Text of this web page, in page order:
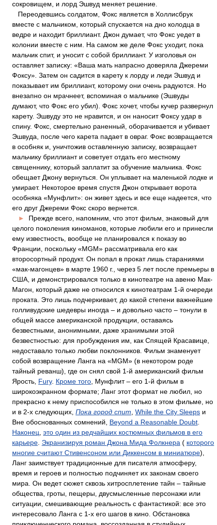
сокровищем, и лорд Эшвуд меняет решение.
Переодевшись солдатом, Фокс является в Холлисбрук
вместе с мальчиком, который спускается на дно колодца в
ведре и находит бриллиант. Джон думает, что Фокс уедет в
колонии вместе с ним. На самом же деле Фокс уходит, пока
мальчик спит, и уносит с собой бриллиант. У изголовья он
оставляет записку: «Ваша мать напрасно доверяла Джереми
Фоксу». Затем он садится в карету к лорду и леди Эшвуд и
показывает им бриллиант, которому они очень радуются. Но
внезапно он мрачнеет, вспоминая о мальчике (Эшвуды
думают, что Фокс его убил). Фокс хочет, чтобы кучер развернул
карету. Эшвуду это не нравится, и он наносит Фоксу удар в
спину. Фокс, смертельно раненный, оборачивается и убивает
Эшвуда, после чего карета падает в овраг. Фокс возвращается
в особняк и, уничтожив оставленную записку, возвращает
мальчику бриллиант и советует отдать его местному
священнику, который заплатит за обучение мальчика. Фокс
обещает Джону вернуться. Он уплывает на маленькой лодке и
умирает. Некоторое время спустя Джон открывает ворота
особняка «Мунфлит»: он живет здесь и все еще надеется, что
его друг Джереми Фокс скоро вернется.
►
Прежде всего, напомним, что этот фильм, знаковый для
целого поколения киноманов, которые любили его и принесли
ему известность, вообще не планировался к показу во
Франции, поскольку «MGM» рассматривала его как
второсортный продукт. Он попал в прокат лишь стараниями
«мак-магонцев» в марте 1960 г., через 5 лет после премьеры в
США, и демонстрировался только в кинотеатре на авеню Мак-
Магон, который даже не относился к кинотеатрам 1-й очереди
проката. Это лишь подчеркивает, до какой степени важнейшие
голливудские шедевры иногда – и довольно часто – тонули в
общей массе американской продукции, оставаясь
безвестными, анонимными, даже хранимыми этой
безвестностью: для пробуждения им, как Спящей Красавице,
недоставало только любви поклонников. Фильм знаменует
собой возвращение Ланга на «MGM» (в некотором роде
тайный реванш), где он снял свой 1-й американский фильм
Ярость, Fury. Кроме того , Мунфлит – его 1-й фильм в
широкоэкранном формате; Ланг этот формат не любил, но
прекрасно к нему приспособился не только в этом фильме, но
и в 2-х следующих, Пока город спит While the City Sleeps и
Вне обоснованных сомнений, Beyond a Reasonable Doubt
Наконец это один из редчайших костюмных фильмов в его
карьере Экранизируя роман Джона Мида Фолкнера ( которого
многие считают Стивенсоном или Диккенсом в миниатюре),
Ланг заимствует традиционные для писателя атмосферу,
время и героев и полностью подчиняет их законам своего
мира. Он ведет сюжет сквозь хитросплетение тайн – тайные
общества, гроты, пещеры, двусмысленные персонажи или
ситуации, смешивающие реальность с фантастикой: все это
интересовало Ланга с 1-х его шагов в кино. Обстановка